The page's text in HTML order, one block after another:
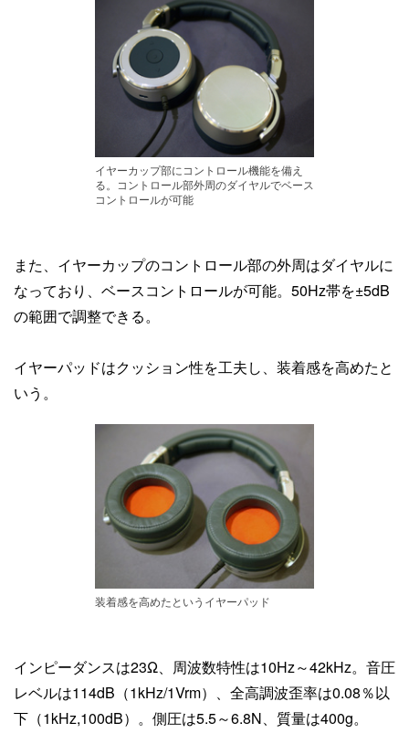
イヤーカップ部にコントロール機能を備え
る。コントロール部外周のダイヤルでベース
コントロールが可能
また、イヤーカップのコントロール部の外周はダイヤルに
なっており、ベースコントロールが可能。50Hz帯を±5dB
の範囲で調整できる。
イヤーパッドはクッション性を工夫し、装着感を高めたと
いう。
装着感を高めたというイヤーパッド
インピーダンスは23Ω、周波数特性は10Hz～42kHz。音圧
レベルは114dB（1kHz/1Vrm）、全高調波歪率は0.08％以
下（1kHz,100dB）。側圧は5.5～6.8N、質量は400g。